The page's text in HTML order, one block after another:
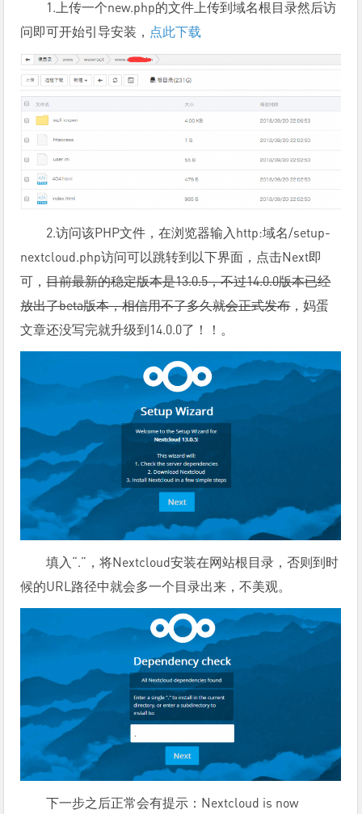
1.上传一个new.php的文件上传到域名根目录然后访
问即可开始引导安装， 点此下载
2.访问该PHP文件，在浏览器输入http:域名/setup-
nextcloud.php访问可以跳转到以下界面，点击Next即
可，目前最新的稳定版本是13.0.5，不过14.0.0版本已经
放出了beta版本，相信用不了多久就会正式发布，妈蛋
文章还没写完就升级到14.0.0了！！。
填入“.”，将Nextcloud安装在网站根目录，否则到时
候的URL路径中就会多一个目录出来，不美观。
下一步之后正常会有提示：Nextcloud is now